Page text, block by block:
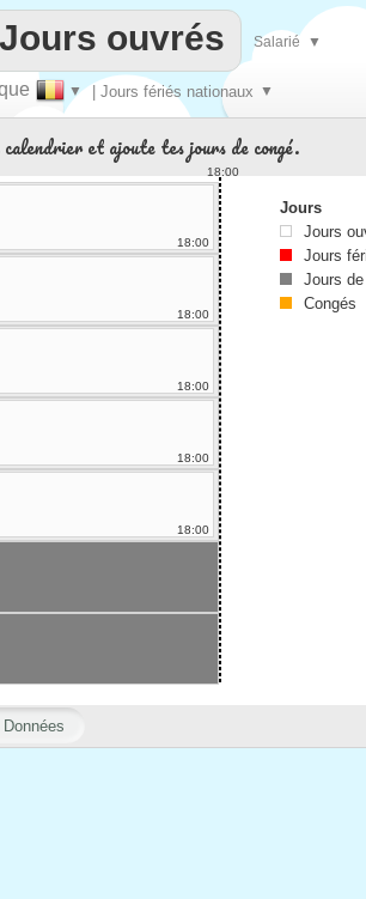
▼ | Jours fériés nationaux ▼
Jours ouvrés Salarié ▼
Données
et ajoute tes jours de congé.
18:00
18:00
18:00
18:00
18:00
18:00
Jours
Jours
Jours
Jours
Congés